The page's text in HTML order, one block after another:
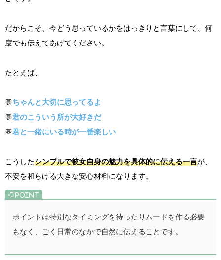
だからこそ、今どう思っているかをはっきりと言葉にして、何
度でも伝えてあげてください。
たとえば、
💬ちゃんと大切に思ってるよ
💬君のこういう所が大好きだ
💬君と一緒にいる時が一番楽しい
こうしたシンプルで彼女自身の魅力を具体的に伝える一言が、
不安を和らげる大きな安心材料になります。
ポイントは特別なタイミングを待ったりムードを作る必要
もなく、ごく日常のなかで自然に伝えることです。